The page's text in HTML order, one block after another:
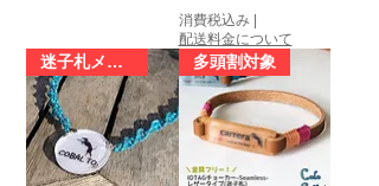
消費税込み|
配送料金について
迷子札メンテナンス 多頭割対象